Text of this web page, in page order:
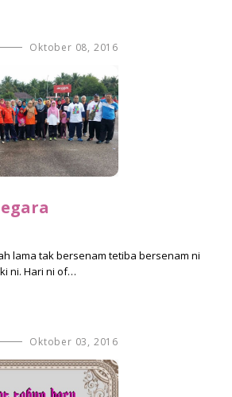
Oktober 08, 2016
lama tak bersenam tetiba bersenam ni
ni. Hari ni of…
Oktober 03, 2016